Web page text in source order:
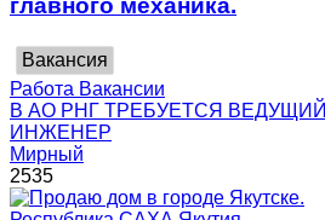
главного механика.
Вакансия
Работа Вакансии
В АО РНГ ТРЕБУЕТСЯ ВЕДУЩИЙ
ИНЖЕНЕР
Мирный
2535